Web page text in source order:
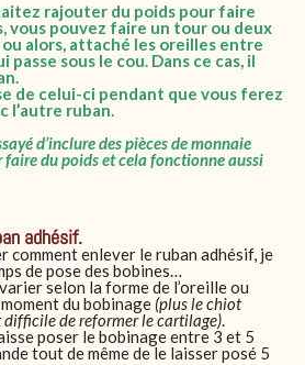
rajouter du poids pour faire
vous pouvez faire un tour ou deux
ou alors, attaché les oreilles entre
passe sous le cou. Dans ce cas, il
de celui-ci pendant que vous ferez
l’autre ruban.
d’inclure des pièces de monnaie
du poids et cela fonctionne aussi
adhésif.
comment enlever le ruban adhésif, je
de pose des bobines…
selon la forme de l’oreille ou
du bobinage (plus le chiot
difficile de reformer le cartilage).
poser le bobinage entre 3 et 5
tout de même de le laisser posé 5